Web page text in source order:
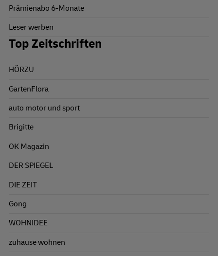
Prämienabo 6-Monate
Leser werben
Top Zeitschriften
HÖRZU
GartenFlora
auto motor und sport
Brigitte
OK Magazin
DER SPIEGEL
DIE ZEIT
Gong
WOHNIDEE
zuhause wohnen